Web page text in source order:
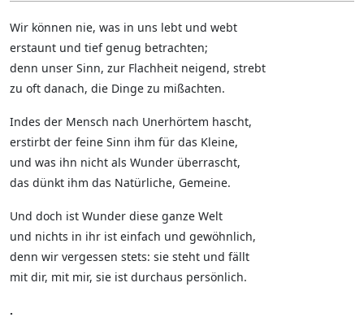
Wir können nie, was in uns lebt und webt
erstaunt und tief genug betrachten;
denn unser Sinn, zur Flachheit neigend, strebt
zu oft danach, die Dinge zu mißachten.
Indes der Mensch nach Unerhörtem hascht,
erstirbt der feine Sinn ihm für das Kleine,
und was ihn nicht als Wunder überrascht,
das dünkt ihm das Natürliche, Gemeine.
Und doch ist Wunder diese ganze Welt
und nichts in ihr ist einfach und gewöhnlich,
denn wir vergessen stets: sie steht und fällt
mit dir, mit mir, sie ist durchaus persönlich.
.